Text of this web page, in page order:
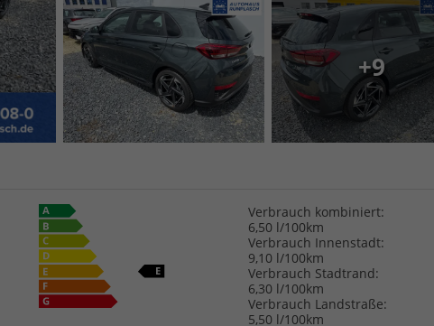
+9
Verbrauch kombiniert:
6,50 l/100km
Verbrauch Innenstadt:
9,10 l/100km
Verbrauch Stadtrand:
6,30 l/100km
Verbrauch Landstraße:
5,50 l/100km